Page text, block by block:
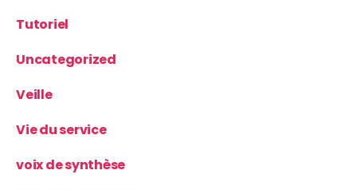
Tutoriel
Uncategorized
Veille
Vie du service
voix de synthèse